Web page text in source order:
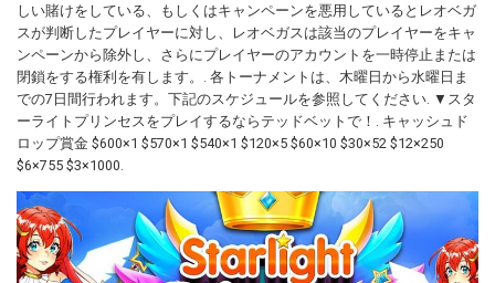
しい賭けをしている、もしくはキャンペーンを悪用しているとレオベガ
スが判断したプレイヤーに対し、レオベガスは該当のプレイヤーをキャ
ンペーンから除外し、さらにプレイヤーのアカウントを一時停止または
閉鎖をする権利を有します。. 各トーナメントは、木曜日から水曜日ま
での7日間行われます。下記のスケジュールを参照してください. ▼スタ
ーライトプリンセスをプレイするならテッドベットで！. キャッシュド
ロップ賞金 $600×1 $570×1 $540×1 $120×5 $60×10 $30×52 $12×250
$6×755 $3×1000.